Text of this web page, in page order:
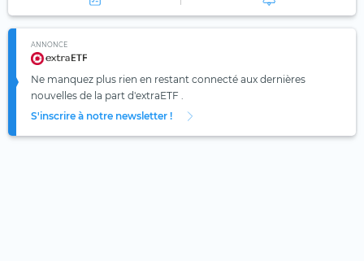
ANNONCE
Ne manquez plus rien en restant connecté aux dernières
nouvelles de la part d'extraETF .
S'inscrire à notre newsletter !